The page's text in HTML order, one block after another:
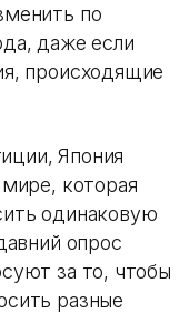
по
даже если
происходящие
Япония
которая
одинаковую
опрос
за то, чтобы
разные